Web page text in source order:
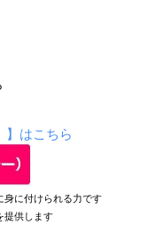
】はこちら
に付けられる力です
提供します